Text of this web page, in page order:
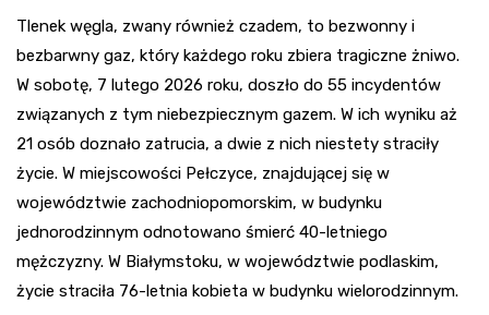
Tlenek węgla, zwany również czadem, to bezwonny i
bezbarwny gaz, który każdego roku zbiera tragiczne żniwo.
W sobotę, 7 lutego 2026 roku, doszło do 55 incydentów
związanych z tym niebezpiecznym gazem. W ich wyniku aż
21 osób doznało zatrucia, a dwie z nich niestety straciły
życie. W miejscowości Pełczyce, znajdującej się w
województwie zachodniopomorskim, w budynku
jednorodzinnym odnotowano śmierć 40-letniego
mężczyzny. W Białymstoku, w województwie podlaskim,
życie straciła 76-letnia kobieta w budynku wielorodzinnym.